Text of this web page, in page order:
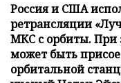
Россия и США
ретрансляции
МКС с орбиты. При
может быть
орбитальной